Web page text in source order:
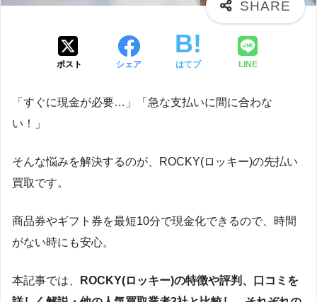
ポスト シェア はてブ LINE
「すぐに現金が必要…」「急な支払いに間に合わな
い！」
そんな悩みを解決するのが、ROCKY(ロッキー)の先払い
買取です。
商品券やギフト券を最短10分で現金化できるので、時間
がない時にも安心。
本記事では、
ROCKY(ロッキー)の特徴や評判、口コミを